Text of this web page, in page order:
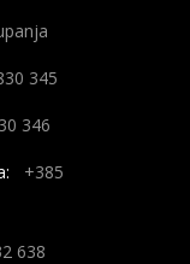
345
346
+385
638